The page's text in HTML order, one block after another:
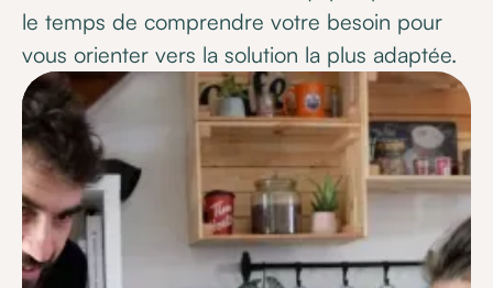
le temps de comprendre votre besoin pour
vous orienter vers la solution la plus adaptée.